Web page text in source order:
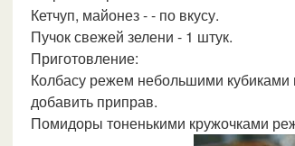
Кетчуп, майонез - - по вкусу.
Пучок свежей зелени - 1 штук.
Приготовление:
Колбасу режем небольшими
добавить приправ.
Помидоры тоненькими кружочками